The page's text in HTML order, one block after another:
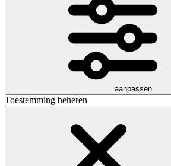
aanpassen
Toestemming beheren